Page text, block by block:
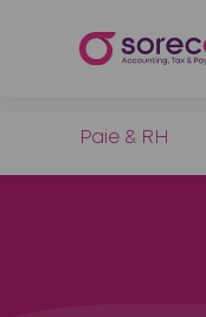
Paie & RH